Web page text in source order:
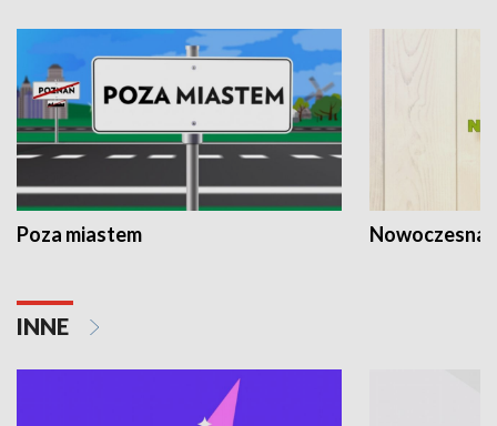
Poza miastem Nowoczesna
INNE